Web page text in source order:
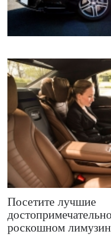
Посетите лучшие
роскошном